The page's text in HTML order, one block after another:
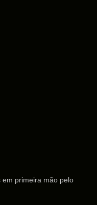
primeira mão pelo